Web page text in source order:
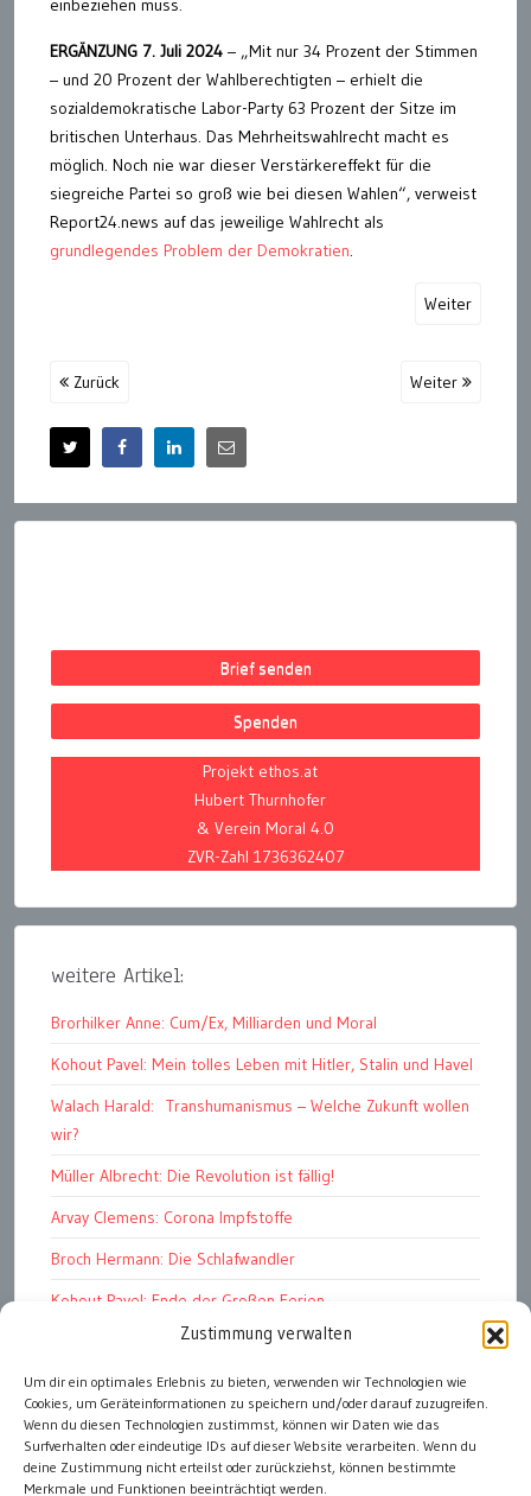
Zustimmung verwalten
Um dir ein optimales Erlebnis zu bieten, verwenden wir Technologien wie
Cookies, um Geräteinformationen zu speichern und/oder darauf zuzugreifen.
Wenn du diesen Technologien zustimmst, können wir Daten wie das
Surfverhalten oder eindeutige IDs auf dieser Website verarbeiten. Wenn du
deine Zustimmung nicht erteilst oder zurückziehst, können bestimmte
Merkmale und Funktionen beeinträchtigt werden.
einbeziehen muss.
ERGÄNZUNG 7. Juli 2024 – „Mit nur 34 Prozent der Stimmen
– und 20 Prozent der Wahlberechtigten – erhielt die
sozialdemokratische Labor-Party 63 Prozent der Sitze im
britischen Unterhaus. Das Mehrheitswahlrecht macht es
möglich. Noch nie war dieser Verstärkereffekt für die
siegreiche Partei so groß wie bei diesen Wahlen“, verweist
Report24.news auf das jeweilige Wahlrecht als
grundlegendes Problem der Demokratien.
Weiter
Zurück Weiter
Brief senden
Spenden
Projekt ethos.at
Hubert Thurnhofer
& Verein Moral 4.0
ZVR-Zahl 1736362407
weitere Artikel:
Brorhilker Anne: Cum/Ex, Milliarden und Moral
Kohout Pavel: Mein tolles Leben mit Hitler, Stalin und Havel
Walach Harald: Transhumanismus – Welche Zukunft wollen
wir?
Müller Albrecht: Die Revolution ist fällig!
Arvay Clemens: Corona Impfstoffe
Broch Hermann: Die Schlafwandler
Kohout Pavel: Ende der Großen Ferien
Bonelli Raphael: Kopflos
Luczak Andreas: Deutschlands Energiewende
Sloterdijk Peter: Der Fürst und seine Erben